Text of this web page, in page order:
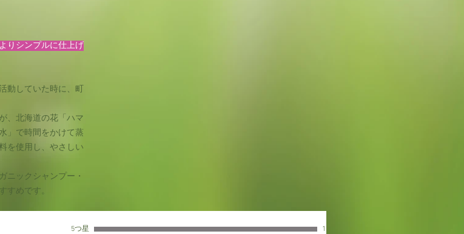
りシンプルに仕上げ
動していた時に、町
、北海道の花「ハマ
」で時間をかけて蒸
を使用し、やさしい
ニックシャンプー・
すめです。
5つ星 1